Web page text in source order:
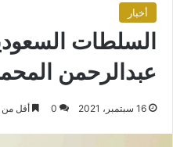
أخبار
السلطات
عبدالرحمن
16 سبتمبر، 2021 0 أقل من